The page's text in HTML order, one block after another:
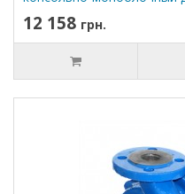
12 158 грн.